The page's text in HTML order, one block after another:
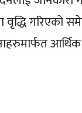
गरिएको